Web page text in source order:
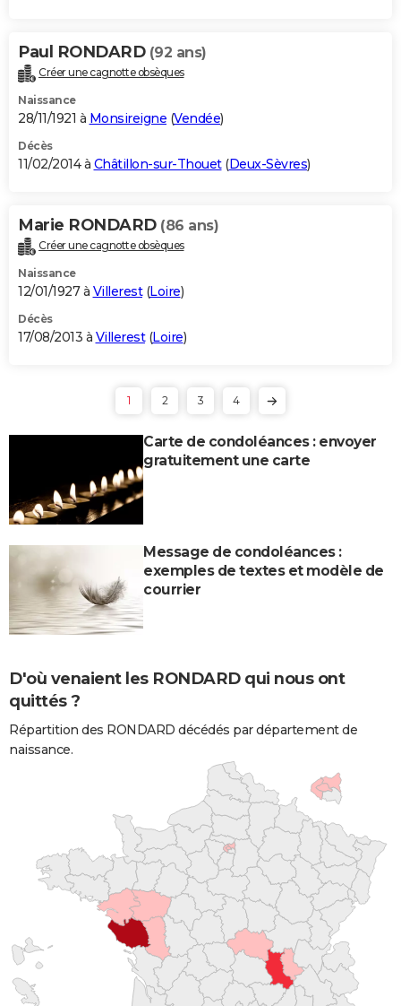
Paul RONDARD (92 ans)
Créer une cagnotte obsèques
Naissance
28/11/1921 à Monsireigne (Vendée)
Décès
11/02/2014 à Châtillon-sur-Thouet(Deux-Sèvres)
Marie RONDARD (86 ans)
Créer une cagnotte obsèques
Naissance
12/01/1927 à Villerest(Loire)
Décès
17/08/2013 à Villerest(Loire)
1 2 3 4
Carte de condoléances : envoyer
gratuitement une carte
Message de condoléances :
exemples de textes et modèle de
courrier
D'où venaient les RONDARD qui nous ont
quittés ?
Répartition des RONDARD décédés par département de
naissance.